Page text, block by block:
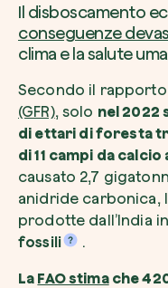
Il disboscamento
conseguenze
clima e la salute
Secondo il
(GFR), solo nel 2022
di ettari di foresta
di 11 campi da calcio
causato 2,7
anidride carbonica,
prodotte dall’India
fossili
.
La FAO stimache
da
Non